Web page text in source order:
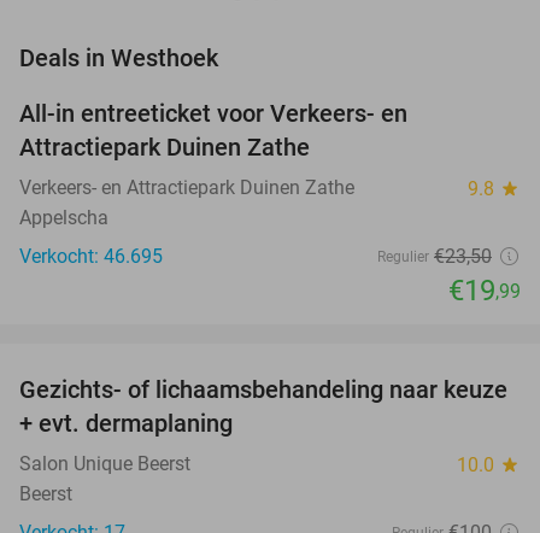
Deals in Westhoek
All-in entreeticket voor Verkeers- en
Attractiepark Duinen Zathe
Verkeers- en Attractiepark Duinen Zathe 9.8 star
Appelscha
Verkocht: 46.695
Regulier €23,50
€19,99
51%
Gezichts- of lichaamsbehandeling naar keuze
+ evt. dermaplaning
Salon Unique Beerst 10.0 star
Beerst